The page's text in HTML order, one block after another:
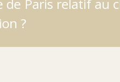
Paris relatif au
?